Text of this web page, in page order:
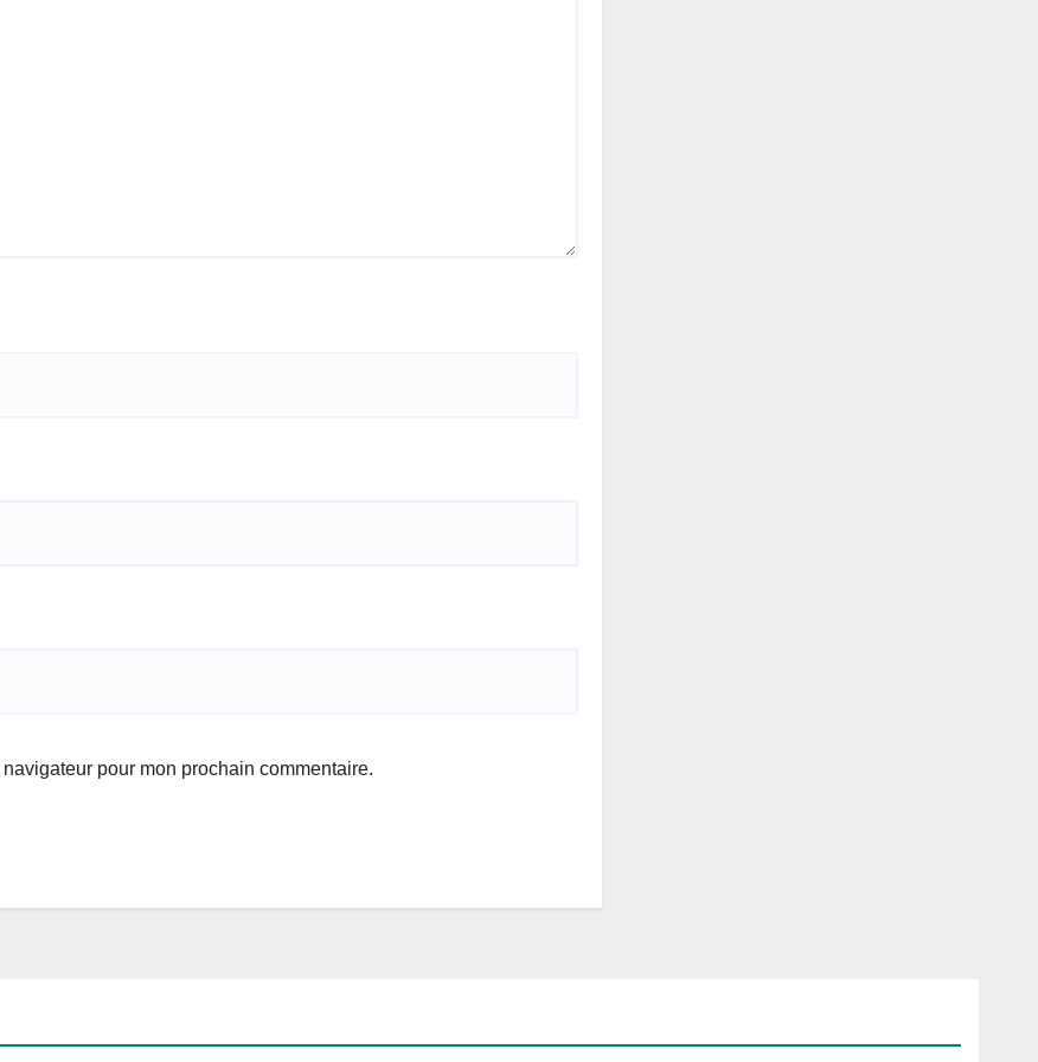
pour mon prochain commentaire.